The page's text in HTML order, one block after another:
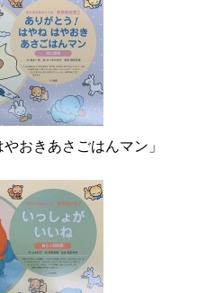
おきあさごはんマン」